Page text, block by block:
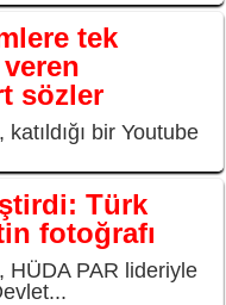
tek
sözler
bir Youtube
Türk
fotoğrafı
HÜDA PAR lideriyle